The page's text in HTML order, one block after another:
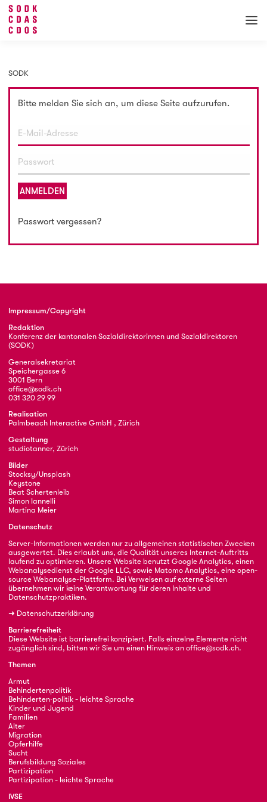
SODK
Bitte melden Sie sich an, um diese Seite aufzurufen.
ANMELDEN
Passwort vergessen?
Impressum/Copyright
Redaktion
Konferenz der kantonalen Sozialdirektorinnen und Sozialdirektoren
(SODK)
Generalsekretariat
Speichergasse 6
3001 Bern
office@sodk.ch
031 320 29 99
Realisation
Palmbeach Interactive GmbH , Zürich
Gestaltung
studiotanner, Zürich
Bilder
Stocksy/Unsplash
Keystone
Beat Schertenleib
Simon Iannelli
Martina Meier
Datenschutz
Server-Informationen werden nur zu allgemeinen statistischen Zwecken
ausgewertet. Dies erlaubt uns, die Qualität unseres Internet-Auftritts
laufend zu optimieren. Unsere Website benutzt Google Analytics, einen
Webanalysedienst der Google LLC, sowie Matomo Analytics, eine open-
source Webanalyse-Plattform. Bei Verweisen auf externe Seiten
übernehmen wir keine Verantwortung für deren Inhalte und
Datenschutzpraktiken.
➜ Datenschutzerklärung
Barrierefreiheit
Diese Website ist barrierefrei konzipiert. Falls einzelne Elemente nicht
zugänglich sind, bitten wir Sie um einen Hinweis an office@sodk.ch.
Themen
Armut
Behindertenpolitik
Behinderten·politik - leichte Sprache
Kinder und Jugend
Familien
Alter
Migration
Opferhilfe
Sucht
Berufsbildung Soziales
Partizipation
Partizipation - leichte Sprache
IVSE